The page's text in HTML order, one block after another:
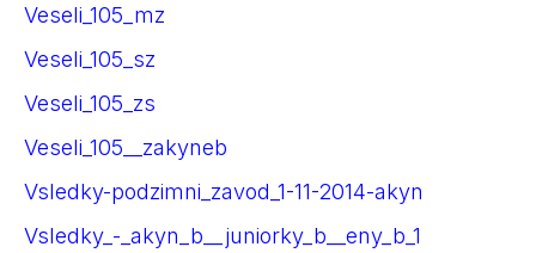
Veseli_105_mz
Veseli_105_sz
Veseli_105_zs
Veseli_105__zakyneb
Vsledky-podzimni_zavod_1-11-2014-akyn
Vsledky_-_akyn_b__juniorky_b__eny_b_1